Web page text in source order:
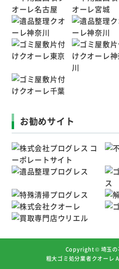
お勧めサイト
Copyright © 埼玉の
粗大ゴミ処分業者クオーレ